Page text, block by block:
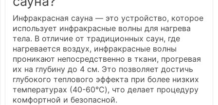
Инфракрасная сауна — это устройство, которое
использует инфракрасные волны для нагрева
тела. В отличие от традиционных саун, где
нагревается воздух, инфракрасные волны
проникают непосредственно в ткани, прогревая
их на глубину до 4 см. Это позволяет достичь
глубокого теплового эффекта при более низких
температурах (40-60°C), что делает процедуру
комфортной и безопасной.